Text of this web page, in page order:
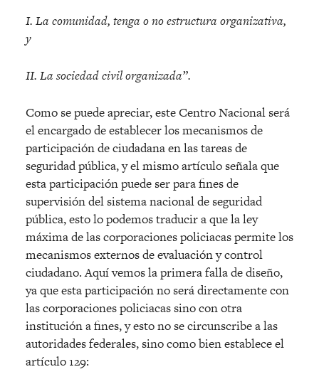
I. La comunidad, tenga o no estructura organizativa,
y
II. La sociedad civil organizada”.
Como se puede apreciar, este Centro Nacional será
el encargado de establecer los mecanismos de
participación de ciudadana en las tareas de
seguridad pública, y el mismo artículo señala que
esta participación puede ser para fines de
supervisión del sistema nacional de seguridad
pública, esto lo podemos traducir a que la ley
máxima de las corporaciones policiacas permite los
mecanismos externos de evaluación y control
ciudadano. Aquí vemos la primera falla de diseño,
ya que esta participación no será directamente con
las corporaciones policiacas sino con otra
institución a fines, y esto no se circunscribe a las
autoridades federales, sino como bien establece el
artículo 129: